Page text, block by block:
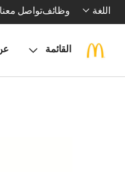
اللغة وظائفتواصل معنا
القائمة